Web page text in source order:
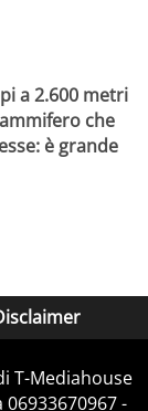
a 2.600 metri
che
è grande
T-Mediahouse
06933670967 -